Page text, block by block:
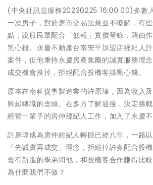
(中央社訊息服務20230225 16:00:00)多數
一次房子，對於房市交易法規並不瞭解，有
點，說服民眾配合「低報」實價登錄，藉由
黑心錢。永慶不動產台南安平加盟店經紀人
案件，但他秉持永慶房產集團的誠實服務理
成交機會推掉，拒絕配合投機客賺黑心錢。
原本在南科從事製造業的許原瑋，因為收入
興起轉職的念頭。在多方了解過後，決定挑
經營一輩子的房仲經紀人工作，加入了永慶不
許原瑋成為房仲經紀人轉眼已經八年，一路
「先誠實再成交」理念，拒絕掉許多配合投
曾有新進的學弟問他，和投機客合作賺得比
為什麼我們不做？